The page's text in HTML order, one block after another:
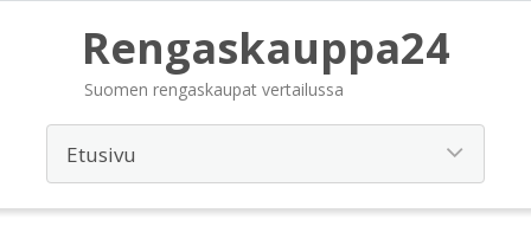
Rengaskauppa24
Suomen rengaskaupat vertailussa